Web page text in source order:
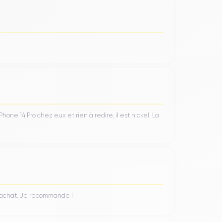
la consommation de batterie.
performance en basse lumière, grâce à sa
optique 3x, idéal pour capturer des sujets
repose sur le chipset
14 Pro chez eux et rien à redire, il est nickel. La
Je recommande !